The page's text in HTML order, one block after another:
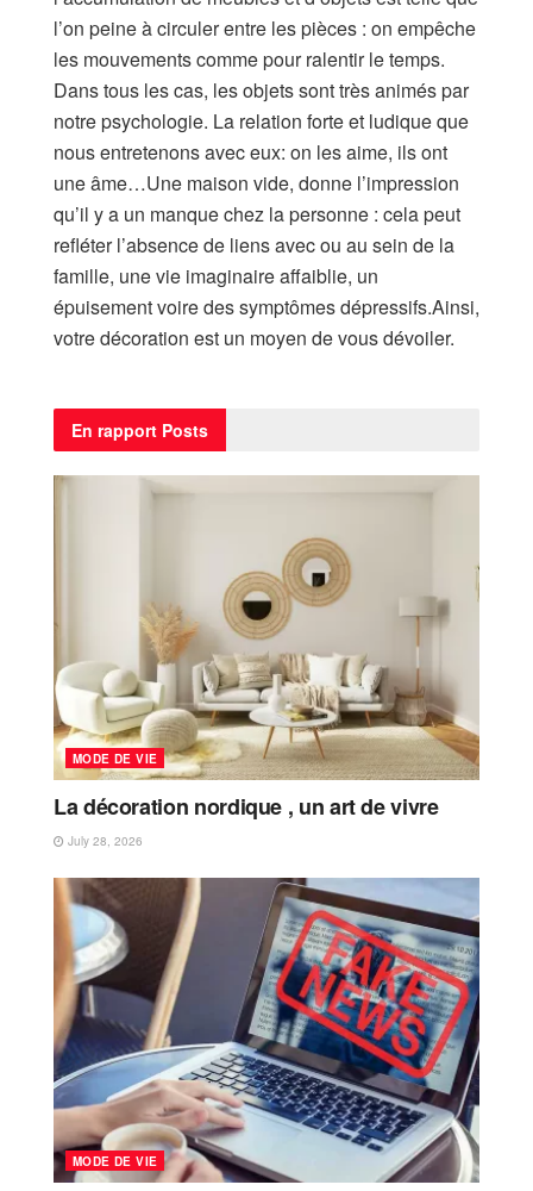
l’on peine à circuler entre les pièces : on empêche
les mouvements comme pour ralentir le temps.
Dans tous les cas, les objets sont très animés par
notre psychologie. La relation forte et ludique que
nous entretenons avec eux: on les aime, ils ont
une âme…Une maison vide, donne l’impression
qu’il y a un manque chez la personne : cela peut
refléter l’absence de liens avec ou au sein de la
famille, une vie imaginaire affaiblie, un
épuisement voire des symptômes dépressifs.Ainsi,
votre décoration est un moyen de vous dévoiler.
En rapport Posts
MODE DE VIE
La décoration nordique , un art de vivre
July 28, 2026
MODE DE VIE